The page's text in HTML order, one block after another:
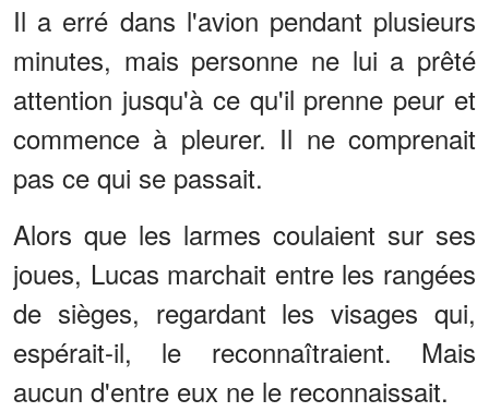
Il a erré dans l'avion pendant plusieurs
minutes, mais personne ne lui a prêté
attention jusqu'à ce qu'il prenne peur et
commence à pleurer. Il ne comprenait
pas ce qui se passait.
Alors que les larmes coulaient sur ses
joues, Lucas marchait entre les rangées
de sièges, regardant les visages qui,
espérait-il, le reconnaîtraient. Mais
aucun d'entre eux ne le reconnaissait.